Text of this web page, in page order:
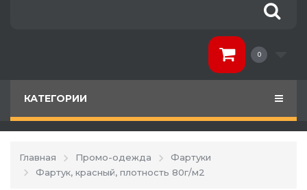
0
КАТЕГОРИИ
Главная Промо-одежда
Фартуки
Фартук, красный, плотность 80г/м2